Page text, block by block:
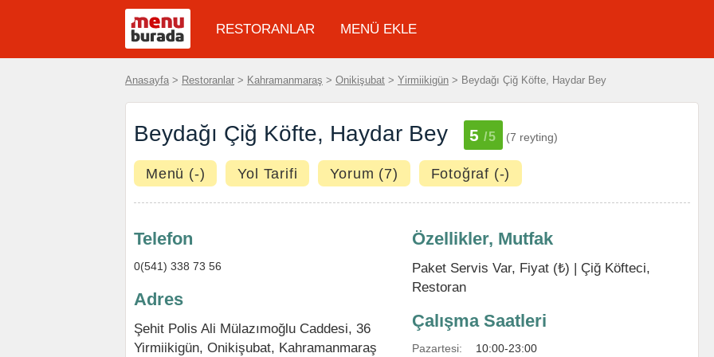
RESTORANLAR MENÜ EKLE
Anasayfa > Restoranlar > Kahramanmaraş > Onikişubat > Yirmiikigün > Beydağı Çiğ Köfte, Haydar Bey
Beydağı Çiğ Köfte, Haydar Bey 5 /5 (7 reyting)
Menü (-) Yol Tarifi Yorum (7) Fotoğraf (-)
Telefon
0(541) 338 73 56
Adres
Şehit Polis Ali Mülazımoğlu Caddesi, 36
Yirmiikigün, Onikişubat, Kahramanmaraş
Özellikler, Mutfak
Paket Servis Var, Fiyat (₺) | Çiğ Köfteci,
Restoran
Çalışma Saatleri
Pazartesi:
10:00-23:00